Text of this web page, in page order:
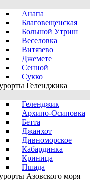
Анапа
Благовещенская
Большой Утриш
Веселовка
Витязево
Джемете
Сенной
Сукко
Геленджика
Геленджик
Архипо-Осиповка
Бетта
Джанхот
Дивноморское
Кабардинка
Криница
Пшада
Азовского моря